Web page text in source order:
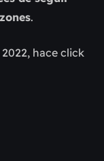
.
hace click